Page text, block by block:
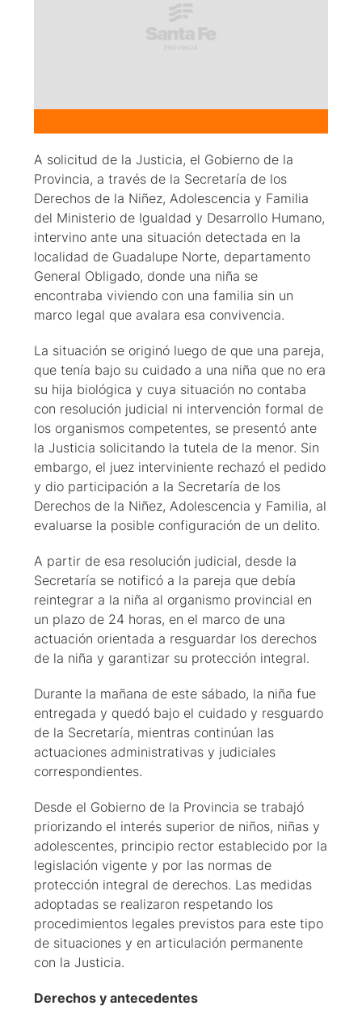
A solicitud de la Justicia, el Gobierno de la
Provincia, a través de la Secretaría de los
Derechos de la Niñez, Adolescencia y Familia
del Ministerio de Igualdad y Desarrollo Humano,
intervino ante una situación detectada en la
localidad de Guadalupe Norte, departamento
General Obligado, donde una niña se
encontraba viviendo con una familia sin un
marco legal que avalara esa convivencia.
La situación se originó luego de que una pareja,
que tenía bajo su cuidado a una niña que no era
su hija biológica y cuya situación no contaba
con resolución judicial ni intervención formal de
los organismos competentes, se presentó ante
la Justicia solicitando la tutela de la menor. Sin
embargo, el juez interviniente rechazó el pedido
y dio participación a la Secretaría de los
Derechos de la Niñez, Adolescencia y Familia, al
evaluarse la posible configuración de un delito.
A partir de esa resolución judicial, desde la
Secretaría se notificó a la pareja que debía
reintegrar a la niña al organismo provincial en
un plazo de 24 horas, en el marco de una
actuación orientada a resguardar los derechos
de la niña y garantizar su protección integral.
Durante la mañana de este sábado, la niña fue
entregada y quedó bajo el cuidado y resguardo
de la Secretaría, mientras continúan las
actuaciones administrativas y judiciales
correspondientes.
Desde el Gobierno de la Provincia se trabajó
priorizando el interés superior de niños, niñas y
adolescentes, principio rector establecido por la
legislación vigente y por las normas de
protección integral de derechos. Las medidas
adoptadas se realizaron respetando los
procedimientos legales previstos para este tipo
de situaciones y en articulación permanente
con la Justicia.
Derechos y antecedentes